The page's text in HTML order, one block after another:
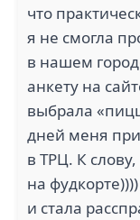
что
я не смогла
в нашем
анкету на
выбрала
дней меня
в ТРЦ. К
на
и стала